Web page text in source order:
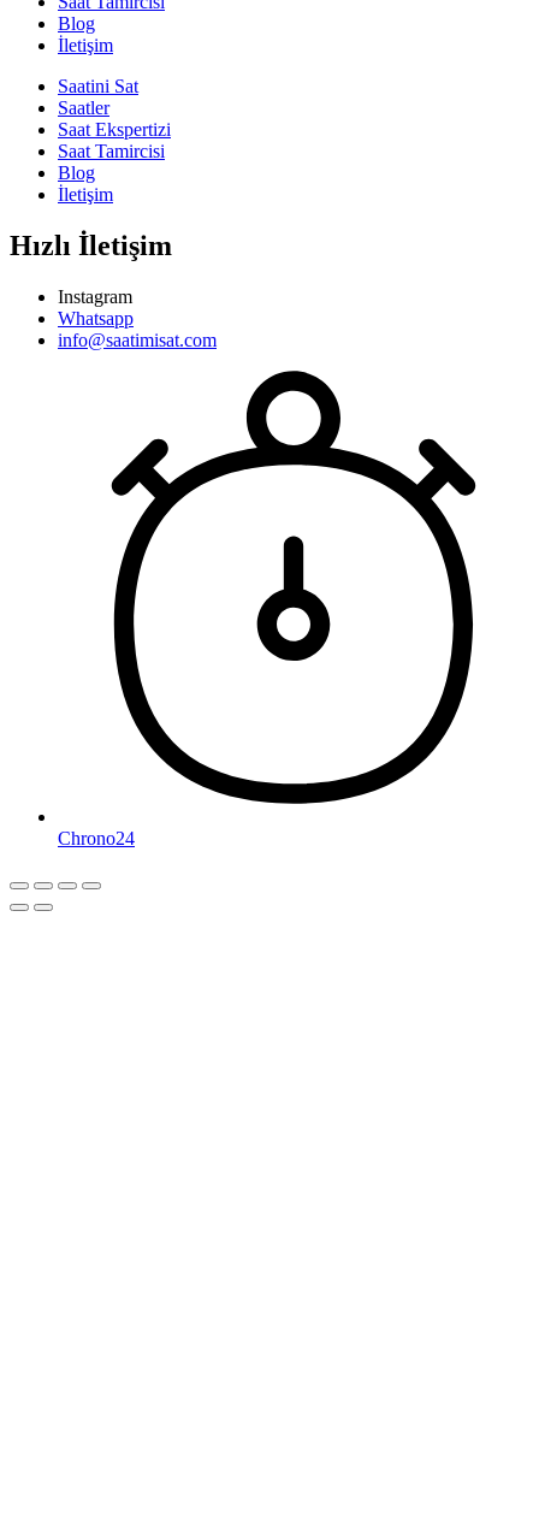
Blog
İletişim
Saatini Sat
Saatler
Saat Ekspertizi
Saat Tamircisi
Blog
İletişim
Hızlı İletişim
Instagram
Whatsapp
info@saatimisat.com
Chrono24